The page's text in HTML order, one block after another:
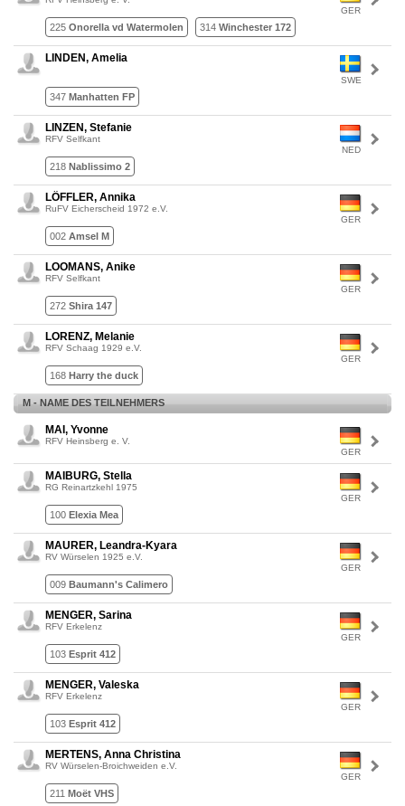
GER
225 Onorella vd Watermolen 314 Winchester 172
SWE
LINDEN, Amelia
347 Manhatten FP
NED
LINZEN, Stefanie
RFV Selfkant
218 Nablissimo 2
GER
LÖFFLER, Annika
RuFV Eicherscheid 1972 e.V.
002 Amsel M
GER
LOOMANS, Anike
RFV Selfkant
272 Shira 147
GER
LORENZ, Melanie
RFV Schaag 1929 e.V.
168 Harry the duck
M - NAME DES TEILNEHMERS
GER
MAI, Yvonne
RFV Heinsberg e. V.
GER
MAIBURG, Stella
RG Reinartzkehl 1975
100 Elexia Mea
GER
MAURER, Leandra-Kyara
RV Würselen 1925 e.V.
009 Baumann's Calimero
GER
MENGER, Sarina
RFV Erkelenz
103 Esprit 412
GER
MENGER, Valeska
RFV Erkelenz
103 Esprit 412
GER
MERTENS, Anna Christina
RV Würselen-Broichweiden e.V.
211 Moët VHS